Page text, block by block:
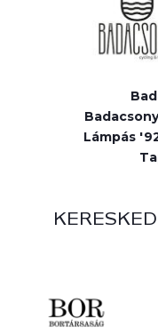
Lámpás